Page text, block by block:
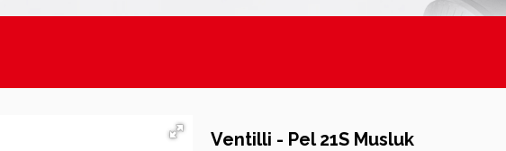
Ventilli - Pel 21S Musluk